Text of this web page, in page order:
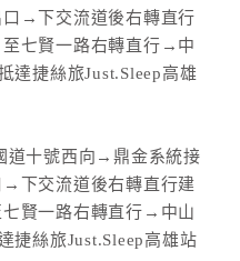
→下交流道後右轉直行
七賢一路右轉直行→中
達捷絲旅Just.Sleep高雄
道十號西向→鼎金系統接
下交流道後右轉直行建
賢一路右轉直行→中山
捷絲旅Just.Sleep高雄站